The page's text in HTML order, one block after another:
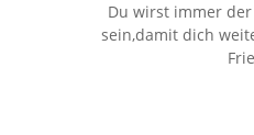
Du wirst immer
sein,damit dich